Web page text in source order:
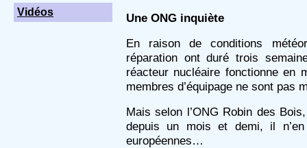
Vidéos
Une ONG inquiète
En raison de conditions
réparation ont duré trois
réacteur nucléaire fonctionne
membres d’équipage ne sont pas
Mais selon l’ONG Robin des
depuis un mois et demi, il
européennes…